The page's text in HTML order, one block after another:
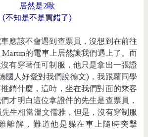
居然是2歐
(不知是不是買錯了)
應該不會遇到查票員，沒想到在前往
Martin的電車上居然讓我們遇上了。而
有穿著任可制服，他只是拿出一張證
國人好愛對我們說德文)，我跟蘿同學
銷什麼，這時，坐在我們對面的乘客
才明白這位拿證件的先生是查票員，
生相當溫文儒雅，但是，沒有穿制服
離解，難道他是躲在車上隨時突擊